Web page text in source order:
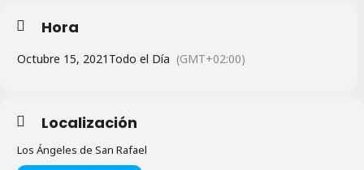
Hora
Octubre 15, 2021 Todo el Día (GMT+02:00)
Localización
Los Ángeles de San Rafael